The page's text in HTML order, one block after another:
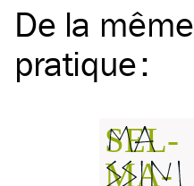
De la même
pratique: